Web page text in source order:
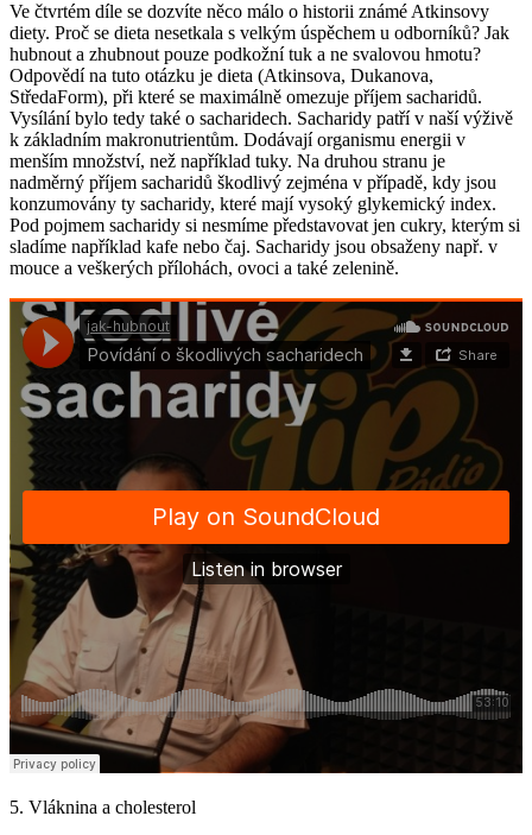
Ve čtvrtém díle se dozvíte něco málo o historii známé Atkinsovy
diety. Proč se dieta nesetkala s velkým úspěchem u odborníků? Jak
hubnout a zhubnout pouze podkožní tuk a ne svalovou hmotu?
Odpovědí na tuto otázku je dieta (Atkinsova, Dukanova,
StředaForm), při které se maximálně omezuje příjem sacharidů.
Vysílání bylo tedy také o sacharidech. Sacharidy patří v naší výživě
k základním makronutrientům. Dodávají organismu energii v
menším množství, než například tuky. Na druhou stranu je
nadměrný příjem sacharidů škodlivý zejména v případě, kdy jsou
konzumovány ty sacharidy, které mají vysoký glykemický index.
Pod pojmem sacharidy si nesmíme představovat jen cukry, kterým si
sladíme například kafe nebo čaj. Sacharidy jsou obsaženy např. v
mouce a veškerých přílohách, ovoci a také zelenině.
5. Vláknina a cholesterol